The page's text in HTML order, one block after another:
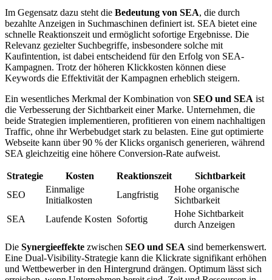
Im Gegensatz dazu steht die Bedeutung von SEA, die durch
bezahlte Anzeigen in Suchmaschinen definiert ist. SEA bietet eine
schnelle Reaktionszeit und ermöglicht sofortige Ergebnisse. Die
Relevanz gezielter Suchbegriffe, insbesondere solche mit
Kaufintention, ist dabei entscheidend für den Erfolg von SEA-
Kampagnen. Trotz der höheren Klickkosten können diese
Keywords die Effektivität der Kampagnen erheblich steigern.
Ein wesentliches Merkmal der Kombination von SEO und SEA ist
die Verbesserung der Sichtbarkeit einer Marke. Unternehmen, die
beide Strategien implementieren, profitieren von einem nachhaltigen
Traffic, ohne ihr Werbebudget stark zu belasten. Eine gut optimierte
Webseite kann über 90 % der Klicks organisch generieren, während
SEA gleichzeitig eine höhere Conversion-Rate aufweist.
Strategie Kosten Reaktionszeit
Sichtbarkeit
SEO
Einmalige
Initialkosten
Langfristig
Hohe organische
Sichtbarkeit
SEA
Laufende Kosten Sofortig
Hohe Sichtbarkeit
durch Anzeigen
Die Synergieeffekte zwischen SEO und SEA sind bemerkenswert.
Eine Dual-Visibility-Strategie kann die Klickrate signifikant erhöhen
und Wettbewerber in den Hintergrund drängen. Optimum lässt sich